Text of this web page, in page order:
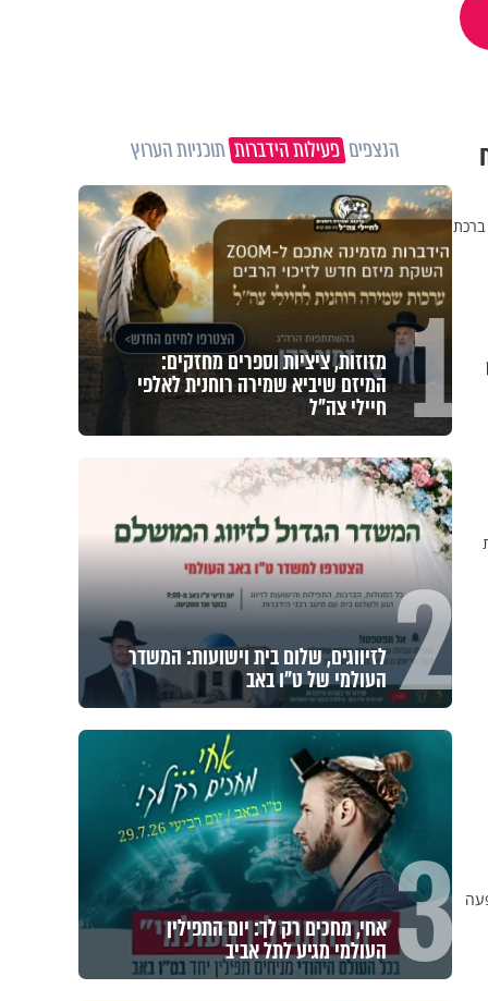
ברכת
הנצפיםפעילות הידברותתוכניות הערוץ
1 מזוזות, ציציות וספרים מחזקים:
המיזם שיביא שמירה רוחנית לאלפי
חיילי צה"ל
2 לזיווגים, שלום בית וישועות: המשדר
העולמי של ט"ו באב
3 אחי, מחכים רק לך: יום התפילין
העולמי מגיע לתל אביב